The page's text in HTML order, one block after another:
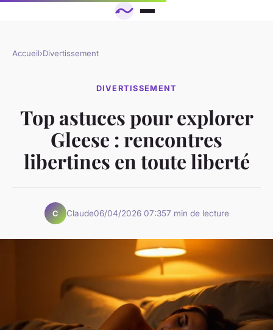
Accueil›Divertissement
DIVERTISSEMENT
Top astuces pour explorer
Gleese : rencontres
libertines en toute liberté
C Claude06/04/2026 07:357 min de lecture